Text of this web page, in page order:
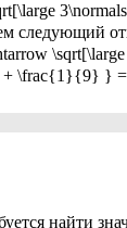
следующий
+ \frac{1}{9} }
найти